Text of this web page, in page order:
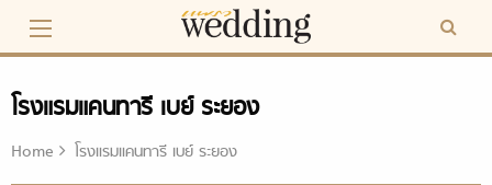
content
โรงแรมแคนทารี เบย์ ระยอง
Home โรงแรมแคนทารี เบย์ ระยอง